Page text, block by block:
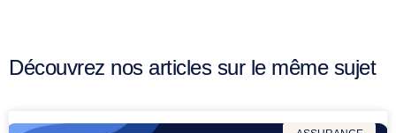
Découvrez nos articles sur le même sujet